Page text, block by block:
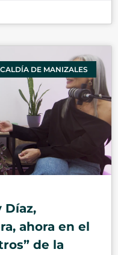
DE MANIZALES
Díaz,
ahora en el
de la